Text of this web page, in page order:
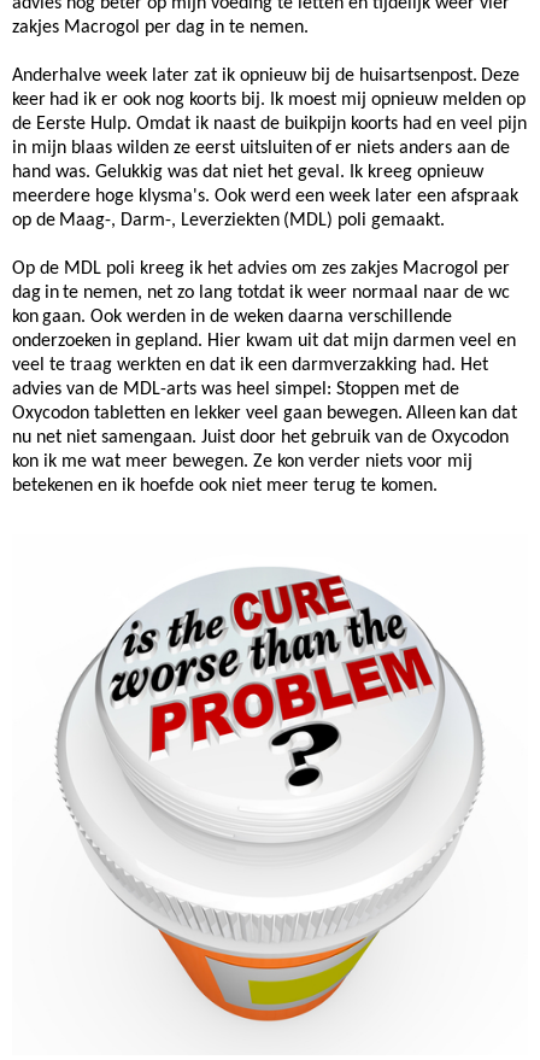
zakjes Macrogol per dag in te nemen.
Anderhalve week later zat ik opnieuw bij de huisartsenpost. Deze
keer had ik er ook nog koorts bij. Ik moest mij opnieuw melden op
de Eerste Hulp. Omdat ik naast de buikpijn koorts had en veel pijn
in mijn blaas wilden ze eerst uitsluitenofer niets anders aan de
hand was. Gelukkig was dat niet het geval. Ik kreeg opnieuw
meerdere hoge klysma's. Ook werd een week later een afspraak
op de Maag-, Darm-, Leverziekten (MDL) poli gemaakt.
Op de MDL poli kreeg ik het advies om zes zakjes Macrogol per
dag inte nemen, net zo lang totdat ik weer normaal naar de wc
kongaan. Ook werden in de weken daarna verschillende
onderzoeken in gepland. Hier kwam uit dat mijn darmen veel en
veel te traag werkten en dat ik een darmverzakking had. Het
advies van de MDL-arts was heel simpel: Stoppen met de
Oxycodon tabletten en lekker veel gaan bewegen. Alleen kan dat
nu net niet samengaan. Juist door het gebruik van de Oxycodon
kon ik me wat meer bewegen. Ze kon verder niets voor mij
betekenen en ik hoefde ook niet meer terug te komen.